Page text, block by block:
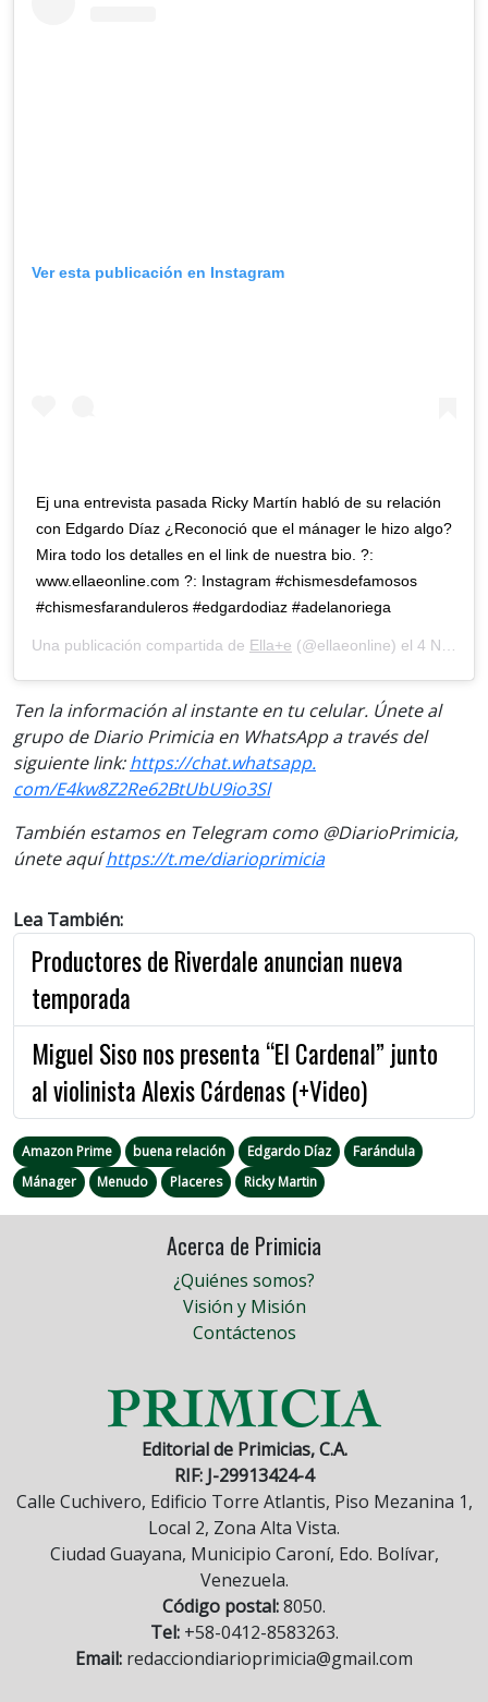
Ver esta publicación en Instagram
Ej una entrevista pasada Ricky Martín habló de su relación
con Edgardo Díaz ¿Reconoció que el mánager le hizo algo?
Mira todo los detalles en el link de nuestra bio. ?:
www.ellaeonline.com ?: Instagram #chismesdefamosos
#chismesfaranduleros #edgardodiaz #adelanoriega
Una publicación compartida de Ella+e (@ellaeonline) el 4 Nov, 2020 a las 5:44 PST
Ten la información al instante en tu celular. Únete al
grupo de Diario Primicia en WhatsApp a través del
siguiente link: https://chat.whatsapp.
com/E4kw8Z2Re62BtUbU9io3Sl
También estamos en Telegram como @DiarioPrimicia,
únete aquíhttps://t.me/diarioprimicia
Lea También:
Productores de Riverdale anuncian nueva
temporada
Miguel Siso nos presenta “El Cardenal” junto
al violinista Alexis Cárdenas (+Video)
Amazon Prime buena relación Edgardo Díaz
Farándula
Mánager
Menudo Placeres Ricky Martin
Acerca de Primicia
¿Quiénes somos?
Visión y Misión
Contáctenos
Editorial de Primicias, C.A.
RIF: J-29913424-4
Calle Cuchivero, Edificio Torre Atlantis, Piso Mezanina 1,
Local 2, Zona Alta Vista.
Ciudad Guayana, Municipio Caroní, Edo. Bolívar,
Venezuela.
Código postal:8050.
Tel:+58-0412-8583263.
Email: redacciondiarioprimicia@gmail.com